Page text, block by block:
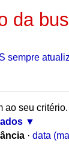
da
sempre
ao seu critério.
· data